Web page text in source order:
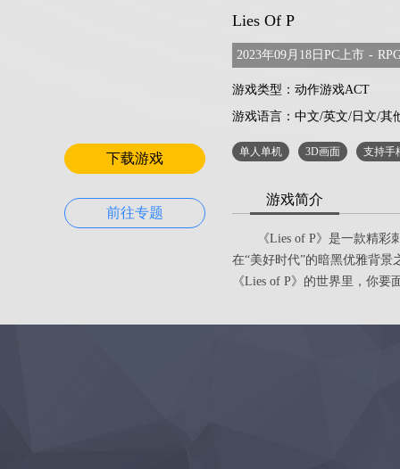
下载游戏
前往专题
Lies Of P
2023年09月18日PC上市 -
游戏类型：动作游戏ACT
游戏语言： 中文/英文/日文/其
单人单机 3D画面 支持手
游戏简介
《Lies of P》是一款精彩刺
在“美好时代”的暗黑优雅背
《Lies of P》的世界里，你